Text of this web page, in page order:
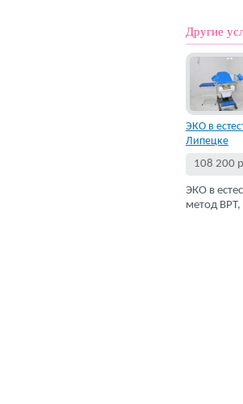
Другие
ЭКО в
Липецке
108 200
ЭКО в
метод